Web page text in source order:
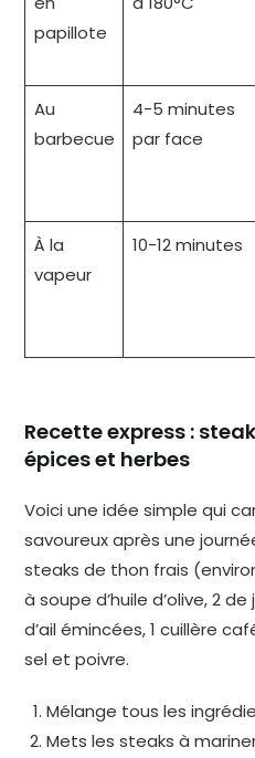
papillote
Au
barbecue
4-5 minutes
par face
À la
vapeur
10-12 minutes
Recette express :
épices et herbes
Voici une idée simple qui
savoureux après une
steaks de thon frais
à soupe d’huile d’olive, 2
d’ail émincées, 1 cuillère
sel et poivre.
Mélange tous les
Mets les steaks à